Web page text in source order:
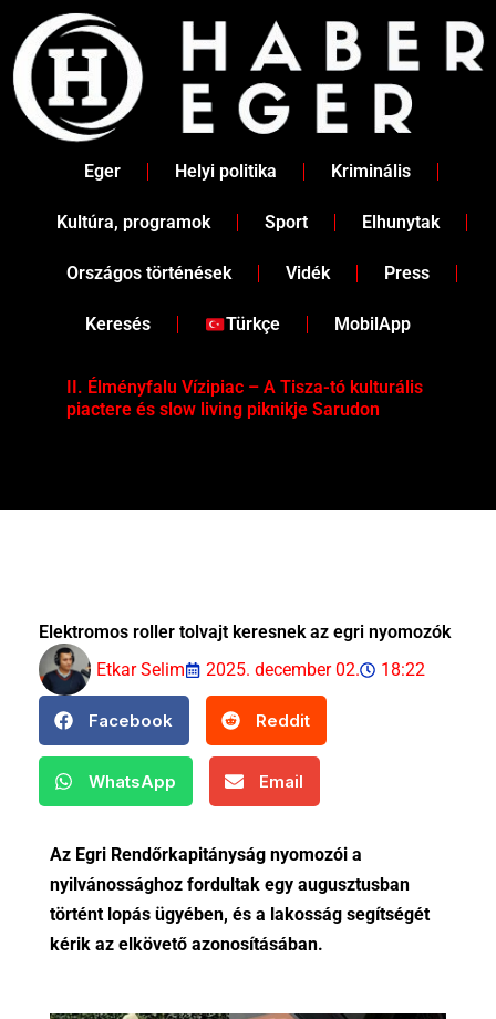
content
Eger Helyi politika Kriminális
Kultúra, programok Sport Elhunytak
Országos történések Vidék Press
Keresés Türkçe MobilApp
II. Élményfalu Vízipiac – A Tisza-tó kulturális
piactere és slow living piknikje Sarudon
Elektromos roller tolvajt keresnek az egri nyomozók
Etkar Selim
2025. december 02. 18:22
Facebook Reddit
WhatsApp Email
Az Egri Rendőrkapitányság nyomozói a
nyilvánossághoz fordultak egy augusztusban
történt lopás ügyében, és a lakosság segítségét
kérik az elkövető azonosításában.